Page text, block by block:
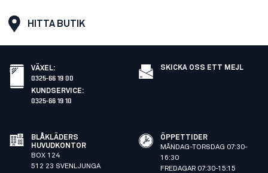
HITTA BUTIK
VÄXEL:
0325-66 19 00
KUNDSERVICE:
0325-66 19 10
SKICKA OSS ETT MEJL
BLÅKLÄDERS
HUVUDKONTOR
BOX 124
512 23 SVENLJUNGA
ÖPPETTIDER
MÅNDAG-TORSDAG 07:30-
16:30
FREDAGAR 07:30-15:15